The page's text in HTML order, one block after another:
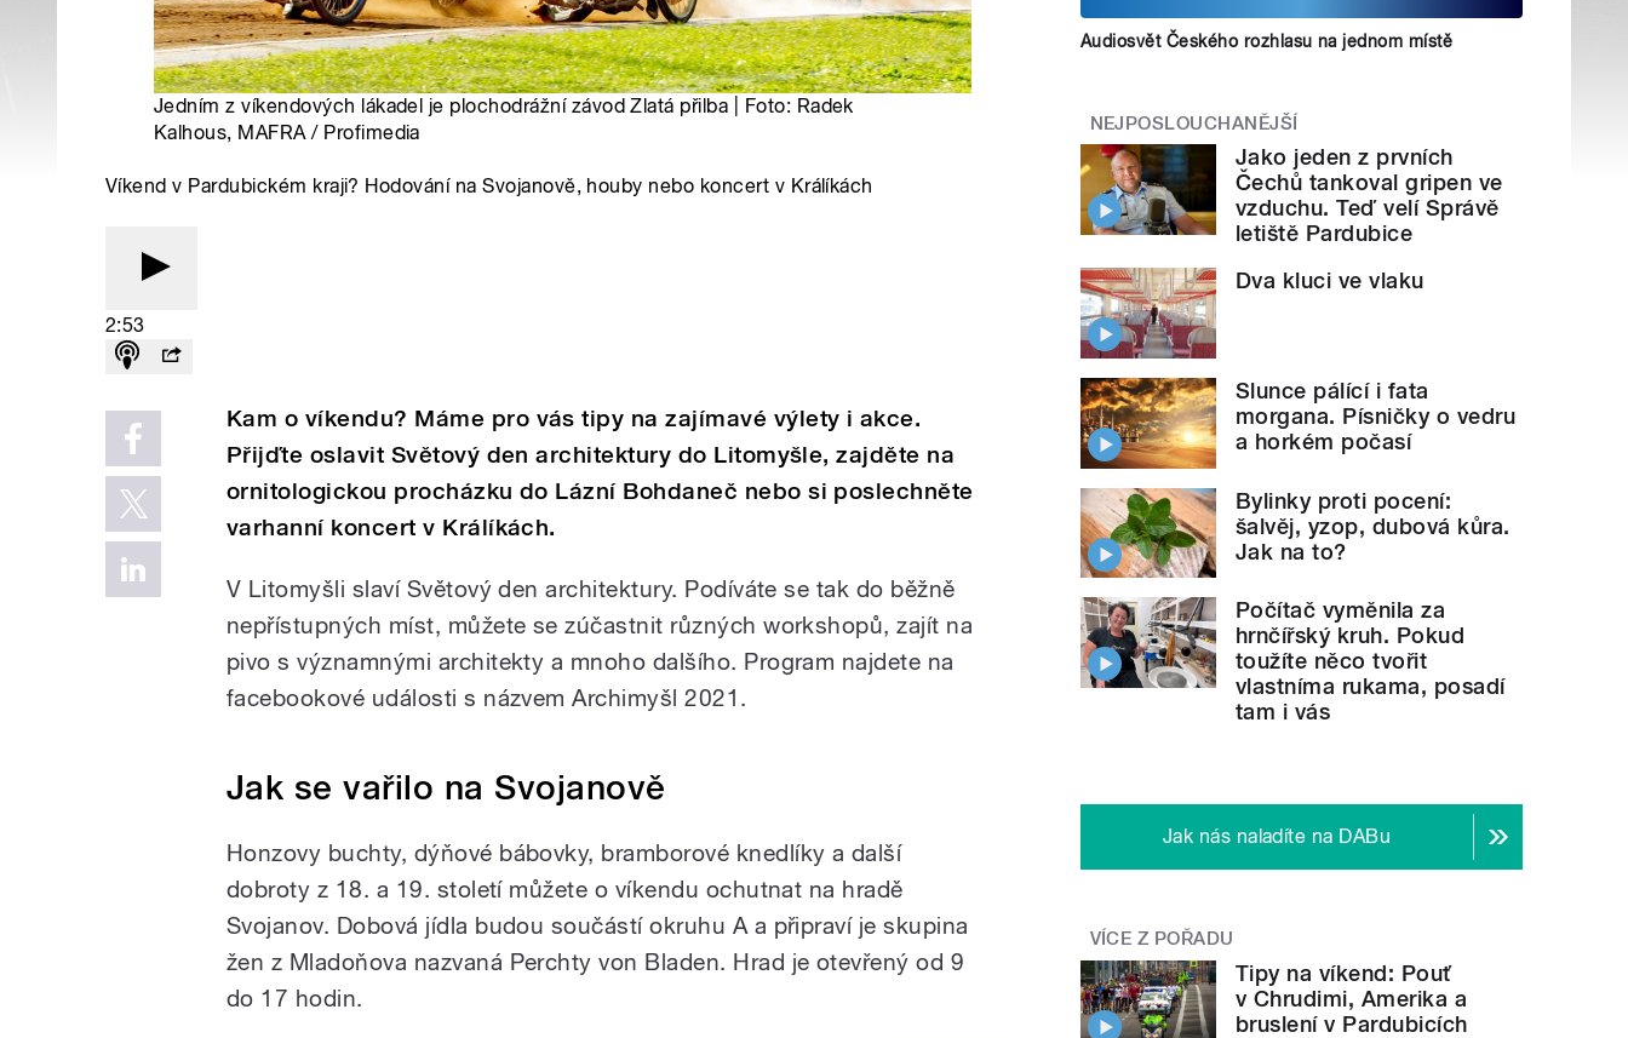
Jedním z víkendových lákadel je plochodrážní závod Zlatá přilba | Foto: Radek
Kalhous, MAFRA / Profimedia
Víkend v Pardubickém kraji? Hodování na Svojanově, houby nebo koncert v Králíkách
2:53
Kam o víkendu? Máme pro vás tipy na zajímavé výlety i akce.
Přijďte oslavit Světový den architektury do Litomyšle, zajděte na
ornitologickou procházku do Lázní Bohdaneč nebo si poslechněte
varhanní koncert v Králíkách.
V Litomyšli slaví Světový den architektury. Podíváte se tak do běžně
nepřístupných míst, můžete se zúčastnit různých workshopů, zajít na
pivo s významnými architekty a mnoho dalšího. Program najdete na
facebookové události s názvem Archimyšl 2021.
Jak se vařilo na Svojanově
Honzovy buchty, dýňové bábovky, bramborové knedlíky a další
dobroty z 18. a 19. století můžete o víkendu ochutnat na hradě
Svojanov. Dobová jídla budou součástí okruhu A a připraví je skupina
žen z Mladoňova nazvaná Perchty von Bladen. Hrad je otevřený od 9
do 17 hodin.
Audiosvět Českého rozhlasu na jednom místě
NEJPOSLOUCHANĚJŠÍ
Jako jeden z prvních
Čechů tankoval gripen ve
vzduchu. Teď velí Správě
letiště Pardubice
Dva kluci ve vlaku
Slunce pálící i fata
morgana. Písničky o vedru
a horkém počasí
Bylinky proti pocení:
šalvěj, yzop, dubová kůra.
Jak na to?
Počítač vyměnila za
hrnčířský kruh. Pokud
toužíte něco tvořit
vlastníma rukama, posadí
tam i vás
Jak nás naladíte na DABu
VÍCE Z POŘADU
Tipy na víkend: Pouť
v Chrudimi, Amerika a
bruslení v Pardubicích